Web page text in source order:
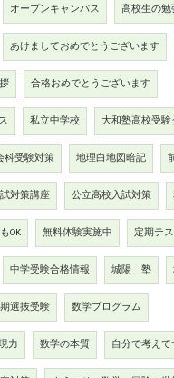
オープンキャンパス 高校生の
あけましておめでとうございます
合格おめでとうございます
私立中学校 大和塾高校受験
科受験対策 地理白地図暗記
対策講座 公立高校入試対策
OK 無料体験実施中 定期テ
中学受験合格情報 城陽 塾
選抜受験 数学プログラム
力 数学の本質 自分で考え